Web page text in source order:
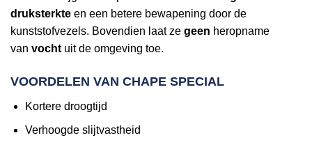
druksterkte en een betere bewapening door de
kunststofvezels. Bovendien laat ze geen heropname
van vocht uit de omgeving toe.
VOORDELEN VAN CHAPE SPECIAL
Kortere droogtijd
Verhoogde slijtvastheid